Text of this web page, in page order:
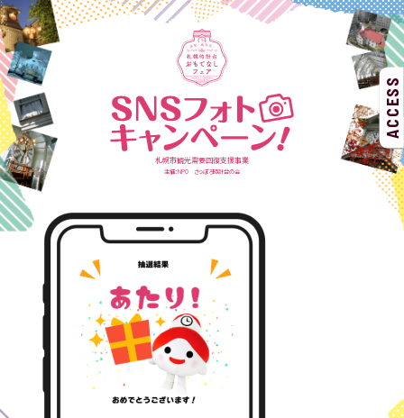
ACCESS
札幌市観光需要回復支援事業
主催：NPO さっぽろ時計台の会